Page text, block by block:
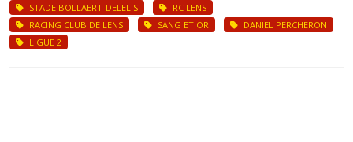
STADE BOLLAERT-DELELIS
RC LENS
RACING CLUB DE LENS
SANG ET OR
DANIEL PERCHERON
LIGUE 2